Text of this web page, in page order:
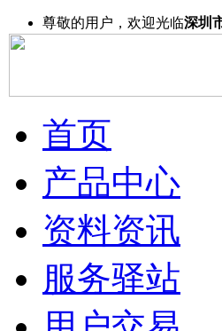
尊敬的用户，欢迎光临深圳
首页
产品中心
资料资讯
服务驿站